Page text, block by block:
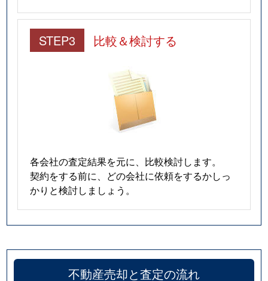
STEP3 比較＆検討する
各会社の査定結果を元に、比較検討します。
契約をする前に、どの会社に依頼をするかしっ
かりと検討しましょう。
不動産売却と査定の流れ